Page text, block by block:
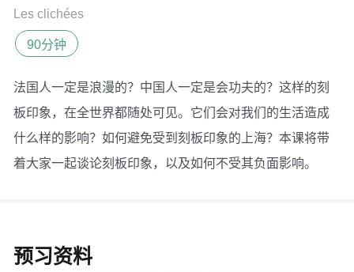
Les clichées
90分钟
法国人一定是浪漫的？中国人一定是会功夫的？这样的刻
板印象，在全世界都随处可见。它们会对我们的生活造成
什么样的影响？如何避免受到刻板印象的上海？本课将带
着大家一起谈论刻板印象，以及如何不受其负面影响。
预习资料